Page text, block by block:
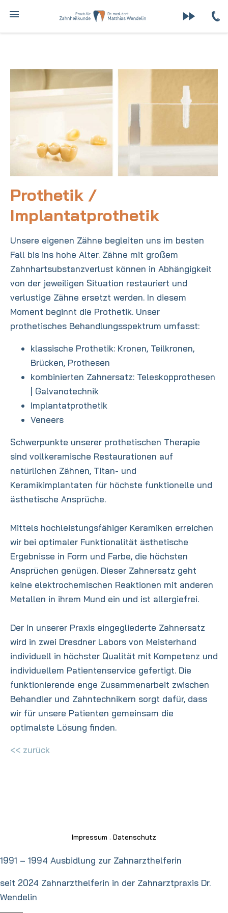
Inhalt
springen
MENÜ
Prothetik /
Implantatprothetik
Unsere eigenen Zähne begleiten uns im besten
Fall bis ins hohe Alter. Zähne mit großem
Zahnhartsubstanzverlust können in Abhängigkeit
von der jeweiligen Situation restauriert und
verlustige Zähne ersetzt werden. In diesem
Moment beginnt die Prothetik. Unser
prothetisches Behandlungsspektrum umfasst:
klassische Prothetik: Kronen, Teilkronen,
Brücken, Prothesen
kombinierten Zahnersatz: Teleskopprothesen
| Galvanotechnik
Implantatprothetik
Veneers
Schwerpunkte unserer prothetischen Therapie
sind vollkeramische Restaurationen auf
natürlichen Zähnen, Titan- und
Keramikimplantaten für höchste funktionelle und
ästhetische Ansprüche.
Mittels hochleistungsfähiger Keramiken erreichen
wir bei optimaler Funktionalität ästhetische
Ergebnisse in Form und Farbe, die höchsten
Ansprüchen genügen. Dieser Zahnersatz geht
keine elektrochemischen Reaktionen mit anderen
Metallen in ihrem Mund ein und ist allergiefrei.
Der in unserer Praxis eingegliederte Zahnersatz
wird in zwei Dresdner Labors von Meisterhand
individuell in höchster Qualität mit Kompetenz und
individuellem Patientenservice gefertigt. Die
funktionierende enge Zusammenarbeit zwischen
Behandler und Zahntechnikern sorgt dafür, dass
wir für unsere Patienten gemeinsam die
optimalste Lösung finden.
<< zurück
Impressum . Datenschutz
1991 – 1994 Ausbidlung zur Zahnarzthelferin
seit 2024 Zahnarzthelferin in der Zahnarztpraxis Dr.
Wendelin